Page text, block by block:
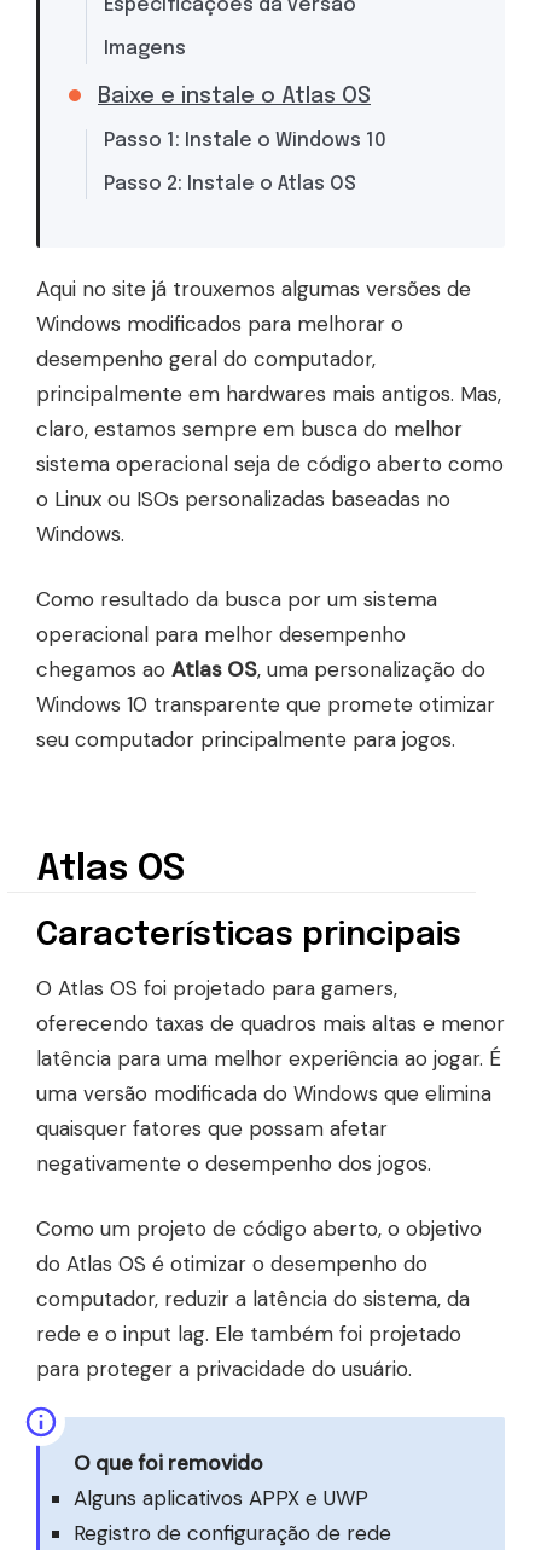
Especificações da versão
Imagens
Baixe e instale o Atlas OS
Passo 1: Instale o Windows 10
Passo 2: Instale o Atlas OS
Aqui no site já trouxemos algumas versões de
Windows modificados para melhorar o
desempenho geral do computador,
principalmente em hardwares mais antigos. Mas,
claro, estamos sempre em busca do melhor
sistema operacional seja de código aberto como
o Linux ou ISOs personalizadas baseadas no
Windows.
Como resultado da busca por um sistema
operacional para melhor desempenho
chegamos ao Atlas OS, uma personalização do
Windows 10 transparente que promete otimizar
seu computador principalmente para jogos.
Atlas OS
Características principais
O Atlas OS foi projetado para gamers,
oferecendo taxas de quadros mais altas e menor
latência para uma melhor experiência ao jogar. É
uma versão modificada do Windows que elimina
quaisquer fatores que possam afetar
negativamente o desempenho dos jogos.
Como um projeto de código aberto, o objetivo
do Atlas OS é otimizar o desempenho do
computador, reduzir a latência do sistema, da
rede e o input lag. Ele também foi projetado
para proteger a privacidade do usuário.
O que foi removido
Alguns aplicativos APPX e UWP
Registro de configuração de rede